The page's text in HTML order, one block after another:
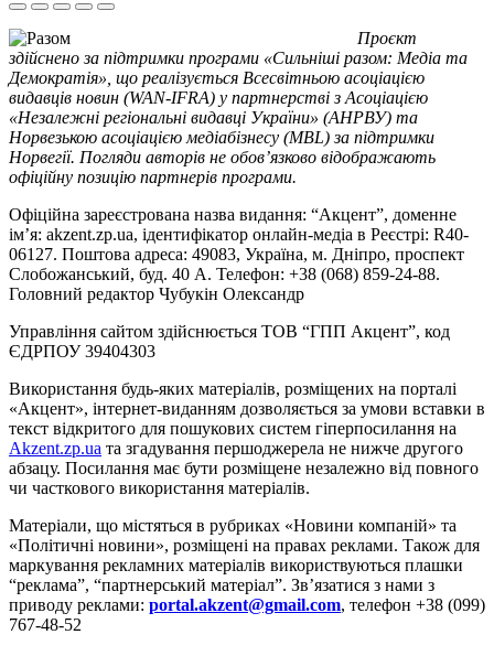
Проєкт
здійснено за підтримки програми «Сильніші разом: Медіа та
Демократія», що реалізується Всесвітньою асоціацією
видавців новин (WAN-IFRA) у партнерстві з Асоціацією
«Незалежні регіональні видавці України» (АНРВУ) та
Норвезькою асоціацією медіабізнесу (MBL) за підтримки
Норвегії. Погляди авторів не обов’язково відображають
офіційну позицію партнерів програми.
Офіційна зареєстрована назва видання: “Акцент”, доменне
ім’я: akzent.zp.ua, ідентифікатор онлайн-медіа в Реєстрі: R40-
06127. Поштова адреса: 49083, Україна, м. Дніпро, проспект
Слобожанський, буд. 40 А. Телефон: +38 (068) 859-24-88.
Головний редактор Чубукін Олександр
Управління сайтом здійснюється ТОВ “ГПП Акцент”, код
ЄДРПОУ 39404303
Використання будь-яких матеріалів, розміщених на порталі
«Акцент», інтернет-виданням дозволяється за умови вставки в
текст відкритого для пошукових систем гіперпосилання на
Akzent.zp.ua та згадування першоджерела не нижче другого
абзацу. Посилання має бути розміщене незалежно від повного
чи часткового використання матеріалів.
Матеріали, що містяться в рубриках «Новини компаній» та
«Політичні новини», розміщені на правах реклами. Також для
маркування рекламних матеріалів використвуються плашки
“реклама”, “партнерський матеріал”. Зв’язатися з нами з
приводу реклами: portal.akzent@gmail.com, телефон +38 (099)
767-48-52